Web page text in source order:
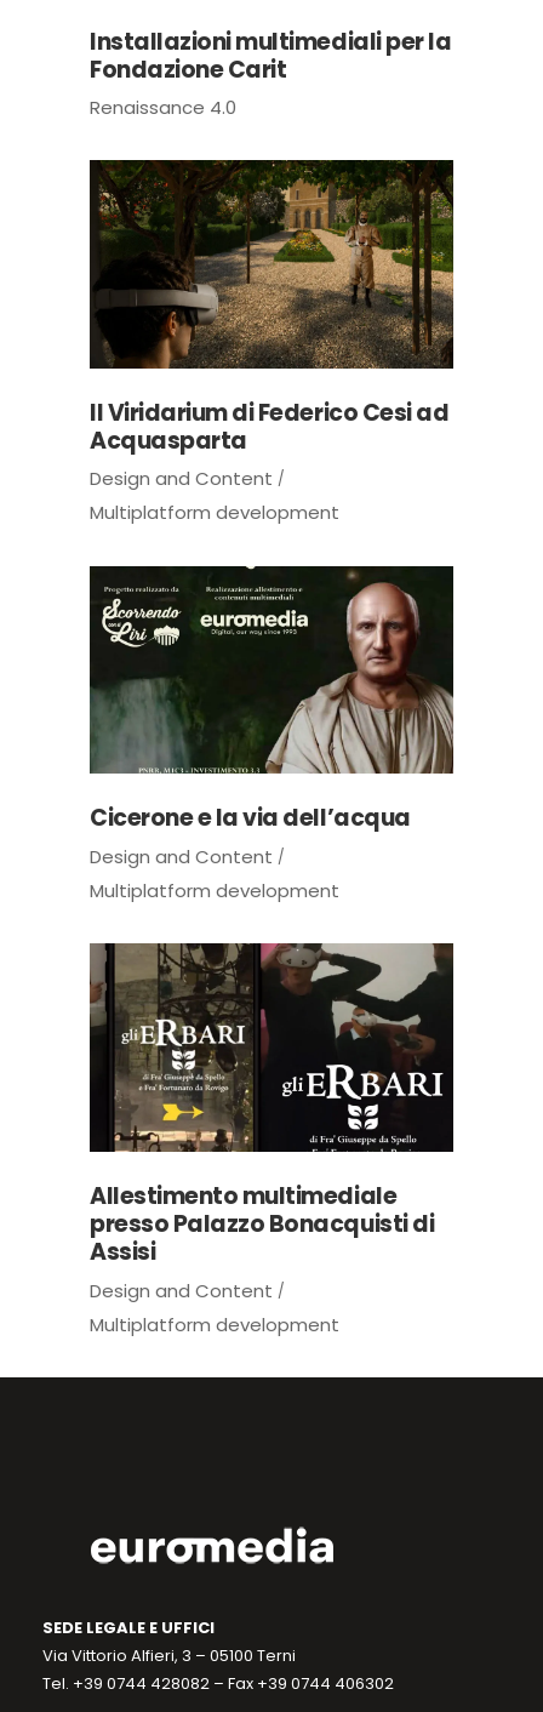
Installazioni multimediali per la
Fondazione Carit
Renaissance 4.0
Il Viridarium di Federico Cesi ad
Acquasparta
Design and Content
Multiplatform development
Cicerone e la via dell’acqua
Design and Content
Multiplatform development
Allestimento multimediale
presso Palazzo Bonacquisti di
Assisi
Design and Content
Multiplatform development
SEDE LEGALE E UFFICI
Via Vittorio Alfieri, 3 – 05100 Terni
Tel. +39 0744 428082 – Fax +39 0744 406302